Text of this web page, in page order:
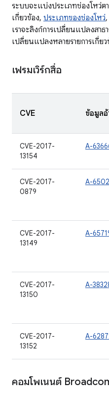
ระบบจะแบ่งประเภทช่องโหว่ต
เกี่ยวข้อง, ประเภทของช่องโหว่,
เราจะลิงก์การเปลี่ยนแปลงสา
เปลี่ยนแปลงหลายรายการเกี่ย
เฟรมเวิร์กสื่อ
CVE ข้อมูลอ้
CVE-2017-
13154
A-
CVE-2017-
0879
A-
CVE-2017-
13149
A-
CVE-2017-
13150
A-
CVE-2017-
13152
A-
คอมโพเนนต์